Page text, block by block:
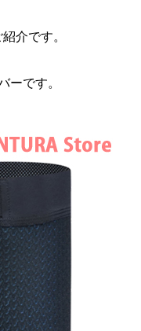
介です。
ーです。